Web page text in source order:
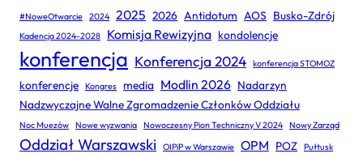
#NoweOtwarcie 2024 2025 2026 Antidotum AOS Busko-Zdrój
Kadencja 2024-2028 Komisja Rewizyjna kondolencje
konferencja Konferencja 2024 konferencja STOMOZ
konferencje Kongres media Modlin 2026 Nadarzyn
Nadzwyczajne Walne Zgromadzenie Członków Oddziału
Noc Muezów Nowe wyzwania Nowoczesny Pion Techniczny V 2024 Nowy Zarząd
Oddział Warszawski OIPiP w Warszawie OPM POZ Pułtusk